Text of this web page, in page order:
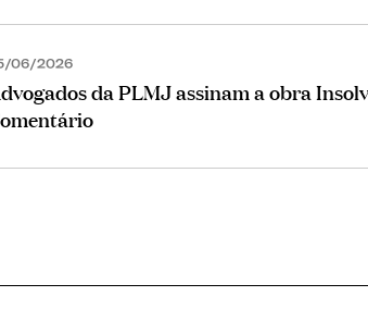
06/2026
da PLMJ assinam a obra